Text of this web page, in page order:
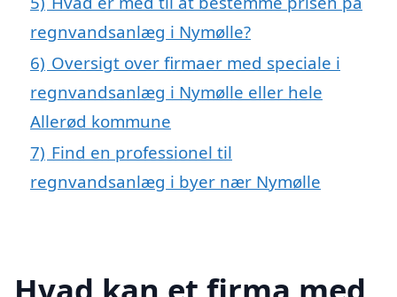
regnvandsanlæg i Nymølle?
6) Oversigt over firmaer med speciale i
regnvandsanlæg i Nymølle eller hele
Allerød kommune
7) Find en professionel til
regnvandsanlæg i byer nær Nymølle